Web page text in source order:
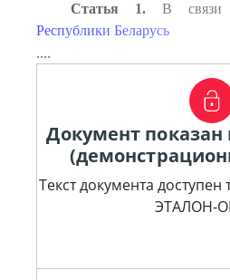
Статья 1.В связи
Республики Беларусь
....
Документ
Текст документа
ЭТАЛОН-